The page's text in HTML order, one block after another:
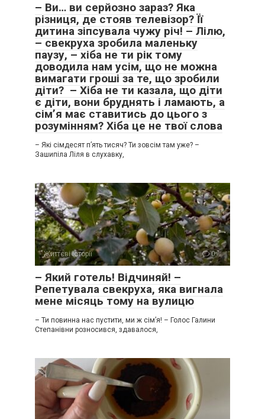
– Ви… ви серйозно зараз? Яка
різниця, де стояв телевізор? Її
дитина зіпсувала чужу річ! – Лілю,
– свекруха зробила маленьку
паузу, – хіба не ти рік тому
доводила нам усім, що не можна
вимагати гроші за те, що зробили
діти? – Хіба не ти казала, що діти
є діти, вони бруднять і ламають, а
сім’я має ставитись до цього з
розумінням? Хіба це не твої слова
– Які сімдесят п’ять тисяч? Ти зовсім там уже? –
Зашипіла Ліля в слухавку,
Життєві історії 0
– Який готель! Відчиняй! –
Репетувала свекруха, яка вигнала
мене місяць тому на вулицю
– Ти повинна нас пустити, ми ж сім’я! – Голос Галини
Степанівни розносився, здавалося,